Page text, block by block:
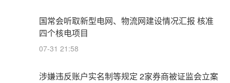
国常会听取新型电网、物流网建设情况汇报 核准
四个核电项目
07-31 21:58
涉嫌违反账户实名制等规定 2家券商被证监会立案